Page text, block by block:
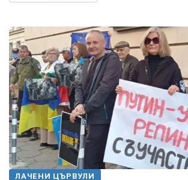
ЛАЧЕНИ ЦЪРВУЛИ